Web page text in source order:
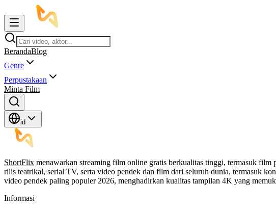
BerandaBlog
Genre
Perpustakaan
Minta Film
id
ShortFlix menawarkan streaming film online gratis berkualitas tinggi, termasuk
rilis teatrikal, serial TV, serta video pendek dan film dari seluruh dunia, termasuk
video pendek paling populer 2026, menghadirkan kualitas tampilan 4K yang
Informasi